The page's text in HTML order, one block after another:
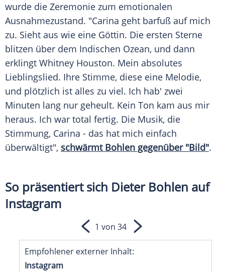
wurde die Zeremonie zum emotionalen
Ausnahmezustand. "Carina geht barfuß auf mich
zu. Sieht aus wie eine Göttin. Die ersten Sterne
blitzen über dem Indischen Ozean, und dann
erklingt Whitney Houston. Mein absolutes
Lieblingslied. Ihre Stimme, diese eine Melodie,
und plötzlich ist alles zu viel. Ich hab' zwei
Minuten lang nur geheult. Kein Ton kam aus mir
heraus. Ich war total fertig. Die Musik, die
Stimmung, Carina - das hat mich einfach
überwältigt", schwärmt Bohlen gegenüber "Bild".
So präsentiert sich Dieter Bohlen auf
Instagram
Empfohlener externer Inhalt:
Instagram
1 von 34